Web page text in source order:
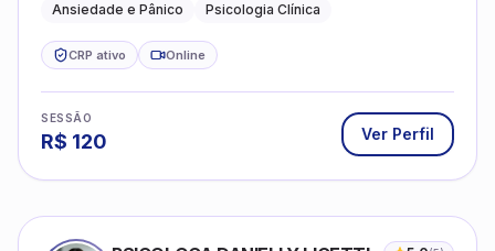
Ansiedade e Pânico
Psicologia Clínica
CRP ativo Online
SESSÃO
R$ 120 Ver Perfil